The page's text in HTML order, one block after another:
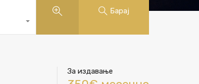
Барај
За издавање